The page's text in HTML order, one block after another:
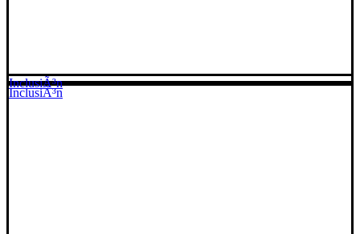
InclusiÃ³n
InclusiÃ³n